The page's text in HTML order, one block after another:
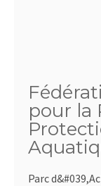
pour la
Parc